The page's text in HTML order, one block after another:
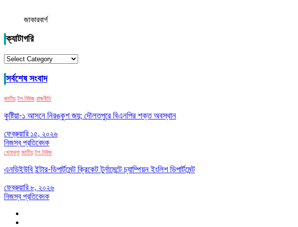
জাকারবার্গ
ক্যাটাগরি
ক্যাটাগরি
সর্বশেষ সংবাদ
জাতীয় টপ নিউজ রাজনীতি
কুষ্টিয়া-১ আসনে নিরঙ্কুশ জয়; দৌলতপুরে বিএনপির শক্ত অবস্থান
ফেব্রুয়ারি ১৫, ২০২৬
নিজস্ব প্রতিবেদক
খেলাধুলা জাতীয় টপ নিউজ
এনডিইউবি ইন্টার-ডিপার্টমেন্ট ক্রিকেট টুর্নামেন্টে চ্যাম্পিয়ন ইংলিশ ডিপার্টমেন্ট
ফেব্রুয়ারি ৮, ২০২৬
নিজস্ব প্রতিবেদক